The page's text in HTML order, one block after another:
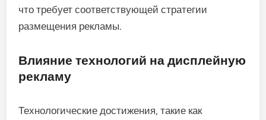
что требует соответствующей стратегии
размещения рекламы.
Влияние технологий на дисплейную
рекламу
Технологические достижения, такие как